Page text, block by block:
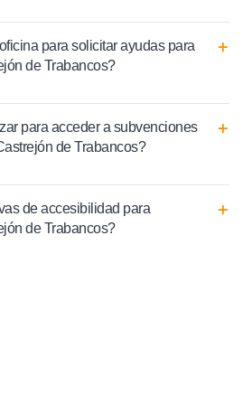
para solicitar ayudas para
de Trabancos?
para acceder a subvenciones
de Trabancos?
de accesibilidad para
de Trabancos?